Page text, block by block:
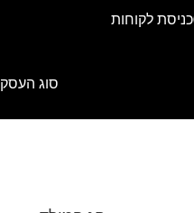
כניסת לקוחות
סוג העסק